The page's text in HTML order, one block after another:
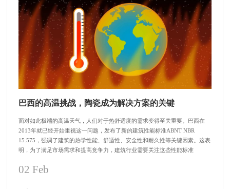
巴西的高温挑战，陶瓷成为解决方案的关键
面对如此极端的高温天气，人们对于热舒适度的需求变得至关重要。巴西在
2013年就已经开始重视这一问题，发布了新的建筑性能标准ABNT NBR
15.575，强调了建筑的热学性能、舒适性、安全性和耐久性等关键因素。这表
明，为了满足市场需求和提高竞争力，建筑行业需要关注这些性能标准
02 Feb